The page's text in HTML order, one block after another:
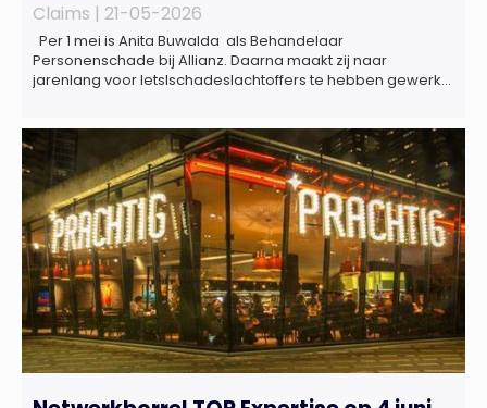
Claims | 21-05-2026
Per 1 mei is Anita Buwalda als Behandelaar
Personenschade bij Allianz. Daarna maakt zij naar
jarenlang voor letslschadeslachtoffers te hebben gewerkt
naam van Buwalda Letselschade, waarin zij onder meer
werkzaam was voor ZLM, Ard Korevaar Personenschade,
Overtoom […]